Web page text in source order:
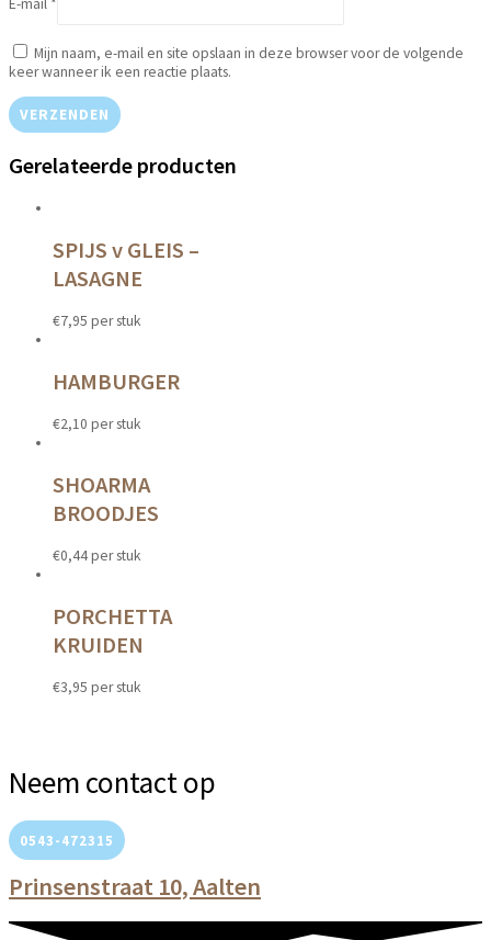
E-mail *
Mijn naam, e-mail en site opslaan in deze browser voor de volgende
keer wanneer ik een reactie plaats.
Gerelateerde producten
SPIJS v GLEIS –
LASAGNE
€7,95 per stuk
HAMBURGER
€2,10 per stuk
SHOARMA
BROODJES
€0,44per stuk
PORCHETTA
KRUIDEN
€3,95 per stuk
Neem contact op
0543-472315
Prinsenstraat 10, Aalten